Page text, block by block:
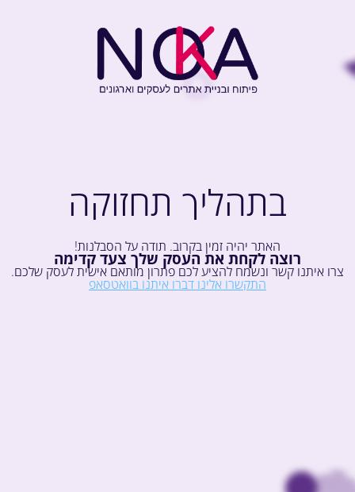
בתהליך תחזוקה
האתר יהיה זמין בקרוב. תודה על הסבלנות!
רוצה לקחת את העסק שלך צעד קדימה
צרו איתנו קשר ונשמח להציע לכם פתרון מותאם אישית לעסק שלכם.
התקשרו אלינו דברו איתנו בוואטסאפ